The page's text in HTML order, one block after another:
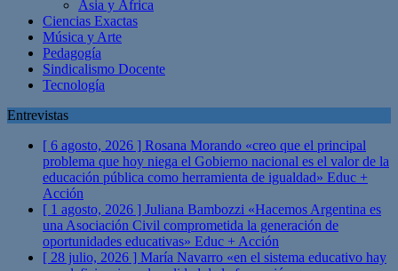
Asia y África
Ciencias Exactas
Música y Arte
Pedagogía
Sindicalismo Docente
Tecnología
Entrevistas
[ 6 agosto, 2026 ] Rosana Morando «creo que el principal
problema que hoy niega el Gobierno nacional es el valor de la
educación pública como herramienta de igualdad» Educ +
Acción
[ 1 agosto, 2026 ] Juliana Bambozzi «Hacemos Argentina es
una Asociación Civil comprometida la generación de
oportunidades educativas» Educ + Acción
[ 28 julio, 2026 ] María Navarro «en el sistema educativo hay